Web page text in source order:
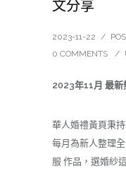
文分享
2023-11-22 /
0 COMMENTS
/
2023年11月 最新
華人婚禮黃頁秉
每月為新人整理
服 作品，選婚紗